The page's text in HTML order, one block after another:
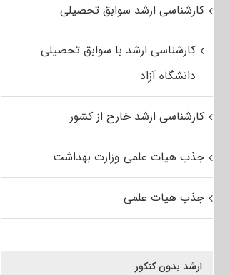
کارشناسی ارشد سوابق تحصیلی
کارشناسی ارشد با سوابق تحصیلی
دانشگاه آزاد
کارشناسی ارشد خارج از کشور
جذب هیات علمی وزارت بهداشت
جذب هیات علمی
ارشد بدون کنکور